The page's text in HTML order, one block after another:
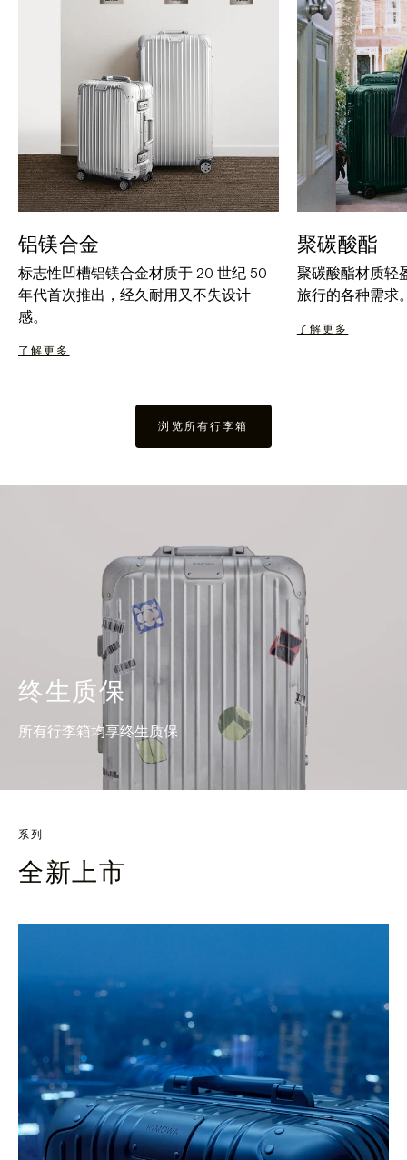
铝镁合金
标志性凹槽铝镁合金材质于 20 世纪 50
年代首次推出，经久耐用又不失设计
感。
了解更多
聚碳酸酯
聚碳酸酯材质轻
旅行的各种需求
了解更多
浏览所有行李箱
终生质保
所有行李箱均享终生质保
系列
全新上市